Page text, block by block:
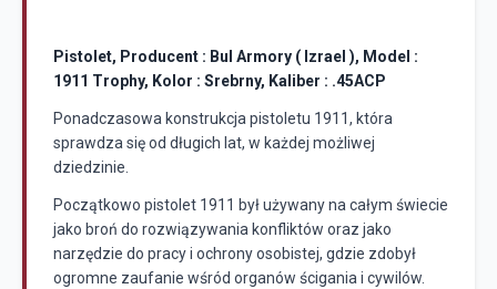
Pistolet, Producent : Bul Armory ( Izrael ), Model :
1911 Trophy, Kolor : Srebrny, Kaliber : .45ACP
Ponadczasowa konstrukcja pistoletu 1911, która
sprawdza się od długich lat, w każdej możliwej
dziedzinie.
Początkowo pistolet 1911 był używany na całym świecie
jako broń do rozwiązywania konfliktów oraz jako
narzędzie do pracy i ochrony osobistej, gdzie zdobył
ogromne zaufanie wśród organów ścigania i cywilów.